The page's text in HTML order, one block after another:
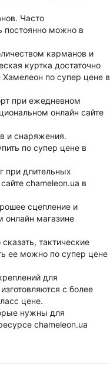
Часто
постоянно можно в
карманов и
куртка достаточно
по супер цене в
при ежедневном
онлайн сайте
и снаряжения.
по супер цене в
при длительных
chameleon.ua в
сцепление и
онлайн магазине
тактические
ее можно по супер цене
для
с более
цене.
нужны для
chameleon.ua